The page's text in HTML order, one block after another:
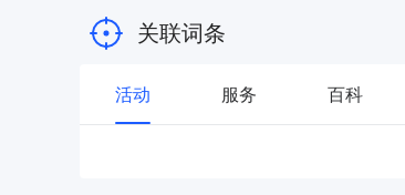
关联词条
活动 服务 百科